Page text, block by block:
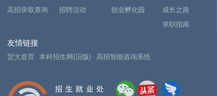
高招录取查询
招聘活动
创业孵化园
成长之路
求职指南
友情链接
贸大首页 本科招生网(旧版) 高招智能咨询系统